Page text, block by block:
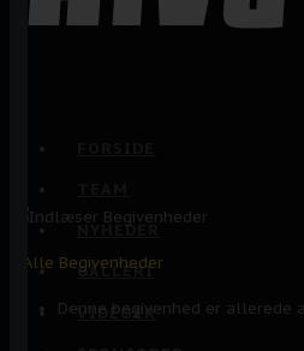
NYHEDER
GALLERI
VIDEOER
« Alle Begivenheder
Denne begivenhed er allerede